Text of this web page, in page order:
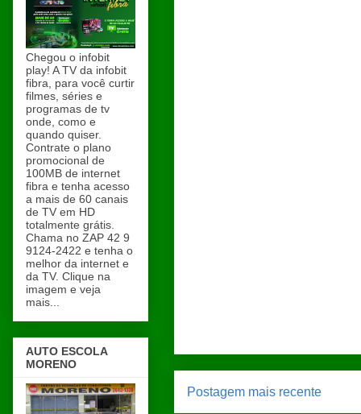
Postagem mais recente
Chegou o infobit
play! A TV da infobit
fibra, para você curtir
filmes, séries e
programas de tv
onde, como e
quando quiser.
Contrate o plano
promocional de
100MB de internet
fibra e tenha acesso
a mais de 60 canais
de TV em HD
totalmente grátis.
Chama no ZAP 42 9
9124-2422 e tenha o
melhor da internet e
da TV. Clique na
imagem e veja
mais...
AUTO ESCOLA
MORENO